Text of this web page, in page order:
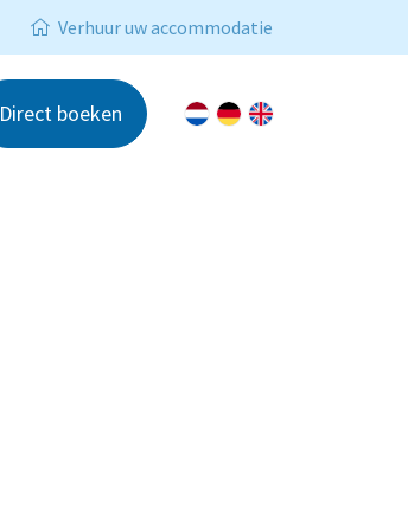
Verhuur uw accommodatie
Direct boeken